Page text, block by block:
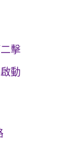
擊
動